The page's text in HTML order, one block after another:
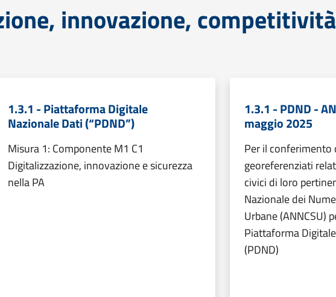
innovazione,
1.3.1 - Piattaforma Digitale
Nazionale Dati (“PDND”)
Misura 1: Componente M1 C1
Digitalizzazione, innovazione e sicurezza
nella PA
1.3.1 - PDND -
maggio 2025
Per il conferimento
georeferenziati
civici di loro
Nazionale dei
Urbane (ANNCSU)
Piattaforma
(PDND)